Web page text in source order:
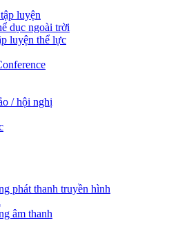
luyện
dục ngoài trời
luyện thể lực
/ hội nghị
phát thanh truyền hình
âm thanh